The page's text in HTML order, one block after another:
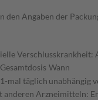
Angaben der
Verschlusskrankheit:
Gesamtdosis Wann
1-mal täglich unabhängig
Arzneimitteln: